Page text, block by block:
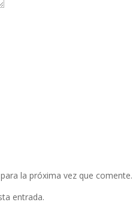
la próxima vez que comente.
entrada.